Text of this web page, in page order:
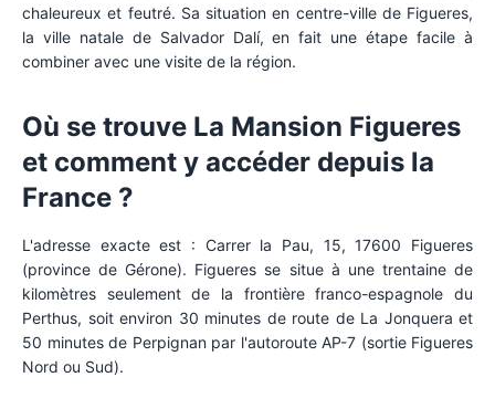
chaleureux et feutré. Sa situation en centre-ville de Figueres,
la ville natale de Salvador Dalí, en fait une étape facile à
combiner avec une visite de la région.
Où se trouve La Mansion Figueres
et comment y accéder depuis la
France ?
L'adresse exacte est : Carrer la Pau, 15, 17600 Figueres
(province de Gérone). Figueres se situe à une trentaine de
kilomètres seulement de la frontière franco-espagnole du
Perthus, soit environ 30 minutes de route de La Jonquera et
50 minutes de Perpignan par l'autoroute AP-7 (sortie Figueres
Nord ou Sud).